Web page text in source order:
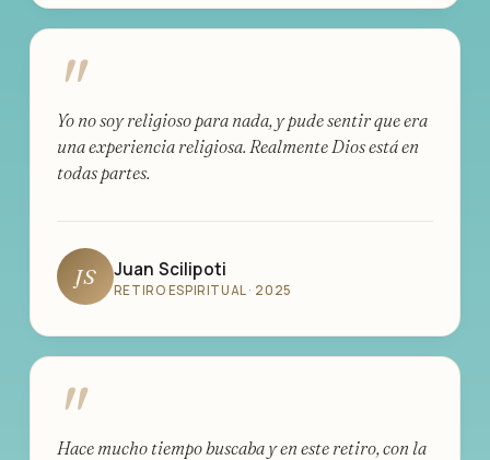
"
Yo no soy religioso para nada, y pude sentir que era
una experiencia religiosa. Realmente Dios está en
todas partes.
JS Juan Scilipoti
RETIRO ESPIRITUAL · 2025
"
Hace mucho tiempo buscaba y en este retiro, con la